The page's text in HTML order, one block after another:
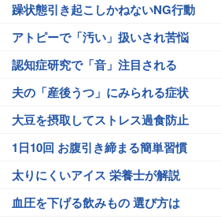
躁状態引き起こしかねないNG行動
アトピーで「汚い」扱いされ苦悩
認知症研究で「音」注目される
夫の「産後うつ」にみられる症状
大豆を摂取してストレス過食防止
1日10回 お腹引き締まる簡単習慣
太りにくいアイス 栄養士が解説
血圧を下げる飲みもの 選び方は